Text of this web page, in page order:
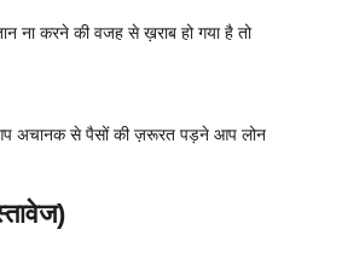
ना करने की वजह से ख़राब हो गया है तो
अचानक से पैसों की ज़रूरत पड़ने आप लोन